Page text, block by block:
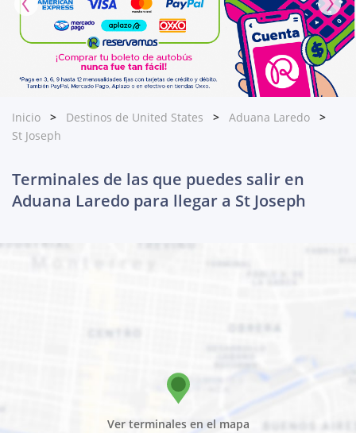
Inicio Destinos de United States
Aduana Laredo
St Joseph
Terminales de las que puedes salir en
Aduana Laredo para llegar a St Joseph
Ver terminales en el mapa